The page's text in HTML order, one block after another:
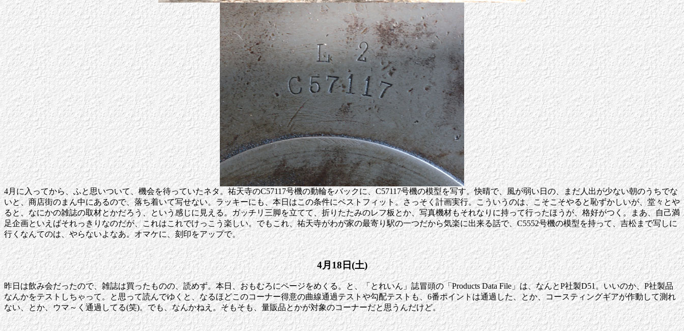
4月に入ってから、ふと思いついて、機会を待っていたネタ。祐天寺のC57117号機の動輪をバックに、C57117号機の模型を写す。快晴で、風が弱い日の、まだ人出が少ない朝のうちでな
いと、商店街のまん中にあるので、落ち着いて写せない。ラッキーにも、本日はこの条件にベストフィット。さっそく計画実行。こういうのは、こそこそやると恥ずかしいが、堂々とや
ると、なにかの雑誌の取材とかだろう、という感じに見える。ガッチリ三脚を立てて、折りたたみのレフ板とか、写真機材もそれなりに持って行ったほうが、格好がつく。まあ、自己満
足企画といえばそれっきりなのだが、これはこれでけっこう楽しい。でもこれ、祐天寺がわが家の最寄り駅の一つだから気楽に出来る話で、C5552号機の模型を持って、吉松まで写しに
行くなんてのは、やらないよなあ。オマケに、刻印をアップで。
4月18日(土)
昨日は飲み会だったので、雑誌は買ったものの、読めず。本日、おもむろにページをめくる。と、「とれいん」誌冒頭の「Products Data File」は、なんとP社製D51。いいのか、P社製品
なんかをテストしちゃって。と思って読んでゆくと、なるほどこのコーナー得意の曲線通過テストや勾配テストも、6番ポイントは通過した、とか、コースティングギアが作動して測れ
ない、とか、ウマ～く通過してる(笑)。でも、なんかねえ。そもそも、量販品とかが対象のコーナーだと思うんだけど。